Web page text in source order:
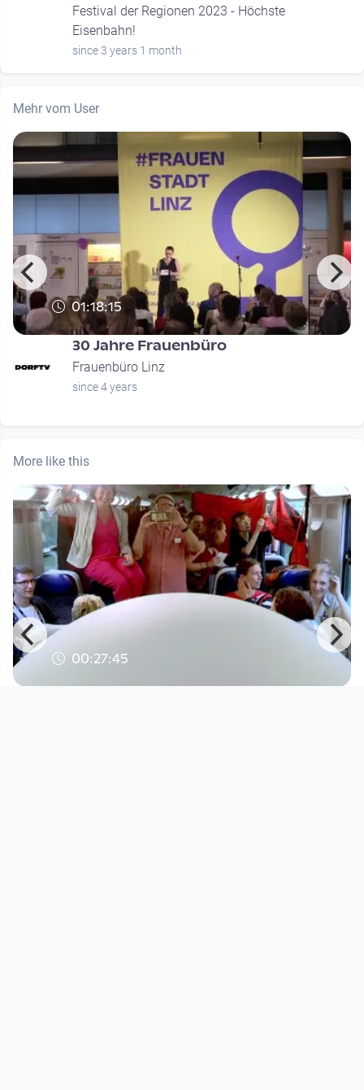
Festival der Regionen 2023 - Höchste
Eisenbahn!
since 3 years 1 month
Mehr vom User
01:18:15
30 Jahre Frauenbüro
Frauenbüro Linz
since 4 years
More like this
00:27:45